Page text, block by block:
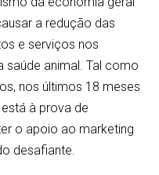
a redução das
e serviços nos
saúde animal. Tal como
nos últimos 18 meses
à prova de
o apoio ao marketing
desafiante.